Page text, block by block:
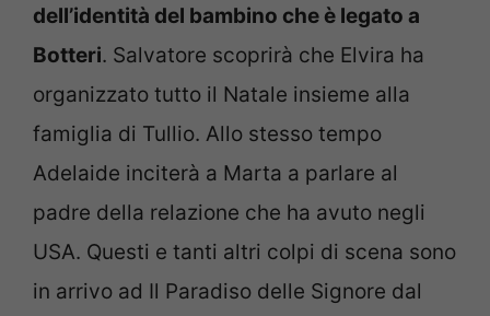
dell’identità del bambino che è legato a
Botteri. Salvatore scoprirà che Elvira ha
organizzato tutto il Natale insieme alla
famiglia di Tullio. Allo stesso tempo
Adelaide inciterà a Marta a parlare al
padre della relazione che ha avuto negli
USA. Questi e tanti altri colpi di scena sono
in arrivo ad Il Paradiso delle Signore dal